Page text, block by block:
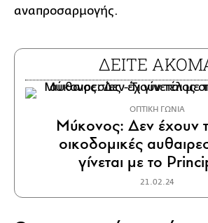
αναπροσαρμογής.
ΔΕΙΤΕ
ΟΠΤΙΚΗ ΓΩΝΙΑ
Μύκονος: Δεν έχουν
οικοδομικές
γίνεται με το
21.02.24